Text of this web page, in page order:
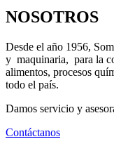
NOSOTROS
Desde el año 1956,
y maquinaria, para la
alimentos, procesos
todo el país.
Damos servicio y
Contáctanos